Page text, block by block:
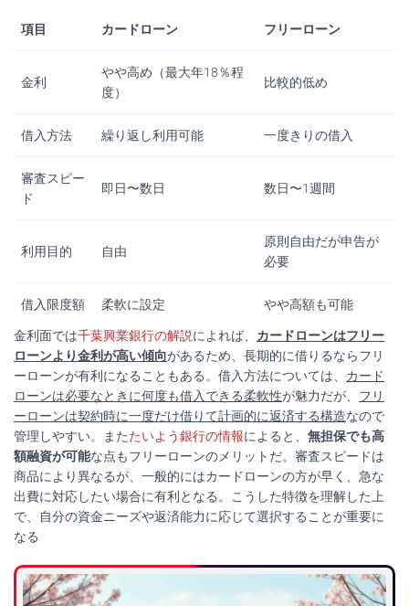
項目 カードローン フリーローン
金利
やや高め（最大年18％程
度）
比較的低め
借入方法 繰り返し利用可能 一度きりの借入
審査スピー
ド
即日〜数日 数日〜1週間
利用目的 自由
原則自由だが申告が
必要
借入限度額 柔軟に設定 やや高額も可能
金利面では千葉興業銀行の解説によれば、 カードローンはフリー
ローンより金利が高い傾向があるため、長期的に借りるならフリ
ーローンが有利になることもある。借入方法については、 カード
ローンは必要なときに何度も借入できる柔軟性が魅力だが、 フリ
ーローンは契約時に一度だけ借りて計画的に返済する構造なので
管理しやすい。またたいよう銀行の情報によると、 無担保でも高
額融資が可能な点もフリーローンのメリットだ。審査スピードは
商品により異なるが、一般的にはカードローンの方が早く、急な
出費に対応したい場合に有利となる。こうした特徴を理解した上
で、自分の資金ニーズや返済能力に応じて選択することが重要に
なる